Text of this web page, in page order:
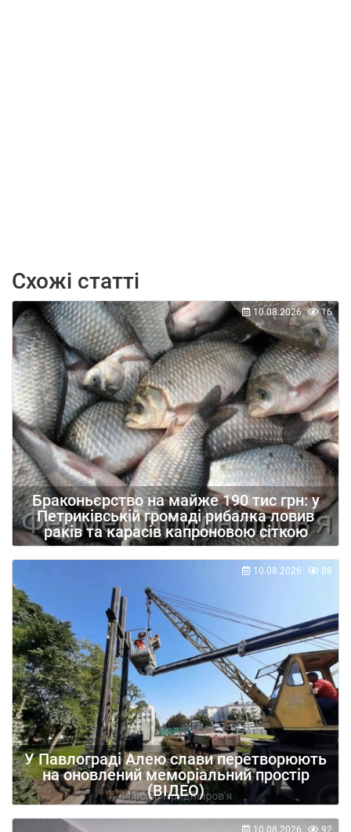
Схожі статті
Браконьєрство на майже 190 тис грн: у
Петриківській громаді рибалка ловив
раків та карасів капроновою сіткою
10.08.2026 16
У Павлограді Алею слави перетворюють
на оновлений меморіальний простір
(ВІДЕО)
10.08.2026 88
10.08.2026 92